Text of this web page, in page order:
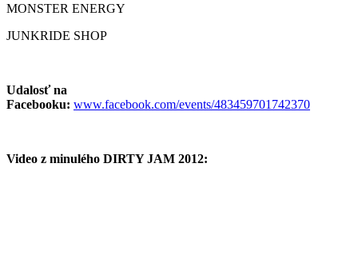
MONSTER ENERGY
JUNKRIDE SHOP
Udalosť na
Facebooku: www.facebook.com/events/483459701742370
Video z minulého DIRTY JAM 2012: